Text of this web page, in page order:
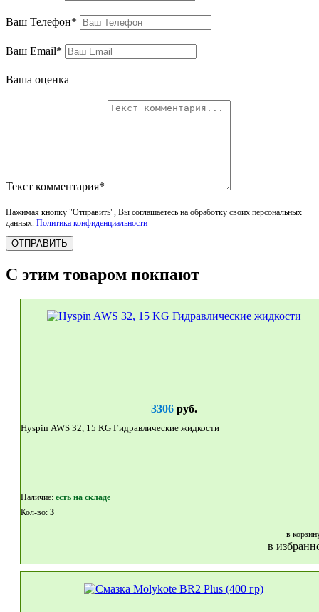
Ваш Телефон*
Ваш Email*
Ваша оценка
Текст комментария*
Нажимая кнопку "Отправить", Вы соглашаетесь на обработку своих персональных
данных. Политика конфиденциальности
ОТПРАВИТЬ
С этим товаром покпают
3306руб.
Hyspin AWS 32, 15 KG Гидравлические жидкости
Наличие: eсть на складе
Кол-во: 3
в
в